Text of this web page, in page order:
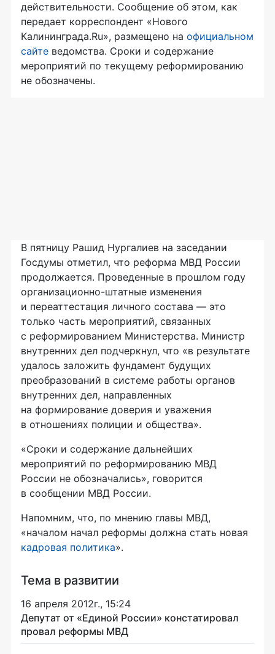
действительности. Сообщение об этом, как
передает корреспондент «Нового
Калининграда.Ru», размещено на официальном
сайте ведомства. Сроки и содержание
мероприятий по текущему реформированию
не обозначены.
В пятницу Рашид Нургалиев на заседании
Госдумы отметил, что реформа МВД России
продолжается. Проведенные в прошлом году
организационно-штатные изменения
и переаттестация личного состава — это
только часть мероприятий, связанных
с реформированием Министерства. Министр
внутренних дел подчеркнул, что «в результате
удалось заложить фундамент будущих
преобразований в системе работы органов
внутренних дел, направленных
на формирование доверия и уважения
в отношениях полиции и общества».
«Сроки и содержание дальнейших
мероприятий по реформированию МВД
России не обозначались», говорится
в сообщении МВД России.
Напомним, что, по мнению главы МВД,
«началом начал реформы должна стать новая
кадровая политика».
Тема в развитии
16 апреля 2012г., 15:24
Депутат от «Единой России» констатировал
провал реформы МВД